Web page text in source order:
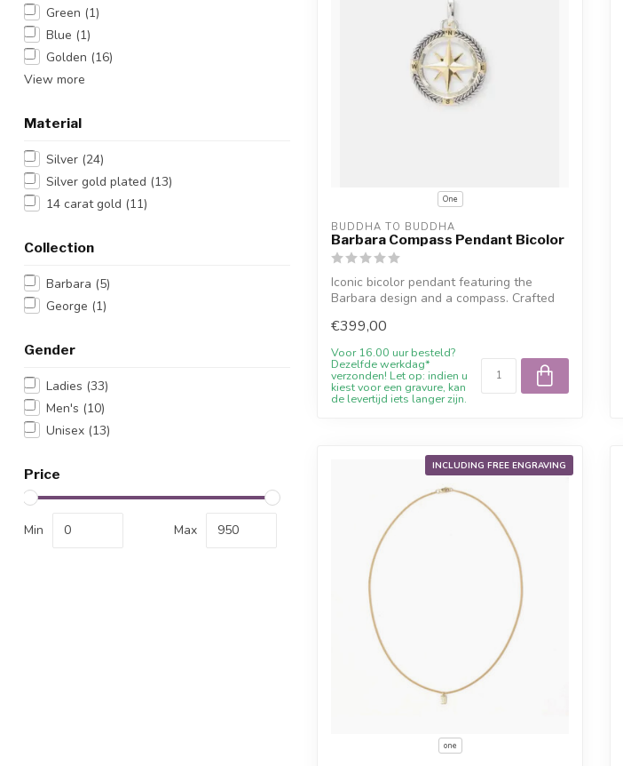
Green (1)
Blue (1)
Golden (16)
View more
Material
Silver (24)
Silver gold plated (13)
14 carat gold (11)
Collection
Barbara (5)
George (1)
Gender
Ladies (33)
Men's (10)
Unisex (13)
Price
Min Max
One
BUDDHA TO BUDDHA
Barbara Compass Pendant Bicolor
Iconic bicolor pendant featuring the
Barbara design and a compass. Crafted
€399,00
Voor 16.00 uur besteld?
Dezelfde werkdag*
verzonden! Let op: indien u
kiest voor een gravure, kan
de levertijd iets langer zijn.
INCLUDING FREE ENGRAVING
one